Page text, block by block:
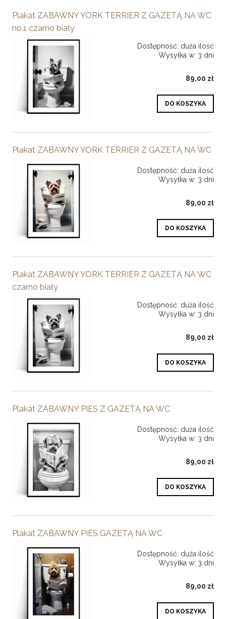
Plakat ZABAWNY YORK TERRIER Z GAZETĄ NA WC
no.1 czarno biały
Dostępność: duża ilość
Wysyłka w: 3 dni
89,00 zł
DO KOSZYKA
Plakat ZABAWNY YORK TERRIER Z GAZETĄ NA WC
Dostępność: duża ilość
Wysyłka w: 3 dni
89,00 zł
DO KOSZYKA
Plakat ZABAWNY YORK TERRIER Z GAZETĄ NA WC
czarno biały
Dostępność: duża ilość
Wysyłka w: 3 dni
89,00 zł
DO KOSZYKA
Plakat ZABAWNY PIES Z GAZETĄ NA WC
Dostępność: duża ilość
Wysyłka w: 3 dni
89,00 zł
DO KOSZYKA
Plakat ZABAWNY PIES GAZETĄ NA WC
Dostępność: duża ilość
Wysyłka w: 3 dni
89,00 zł
DO KOSZYKA